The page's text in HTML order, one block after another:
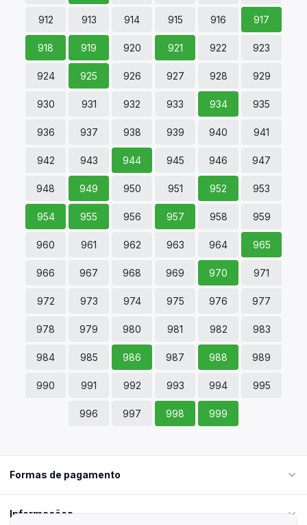
912 913 914 915 916 917
918 919 920 921 922 923
924 925 926 927 928 929
930 931 932 933 934 935
936 937 938 939 940 941
942 943 944 945 946 947
948 949 950 951 952 953
954 955 956 957 958 959
960 961 962 963 964 965
966 967 968 969 970 971
972 973 974 975 976 977
978 979 980 981 982 983
984 985 986 987 988 989
990 991 992 993 994 995
996 997 998 999
Formas de pagamento
Informações